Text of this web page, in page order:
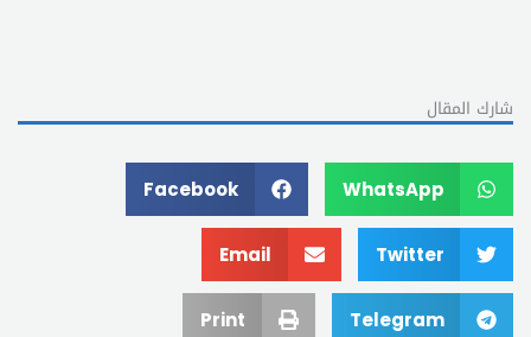
شارك المقال
WhatsApp
Facebook
Twitter
Email
Telegram
Print